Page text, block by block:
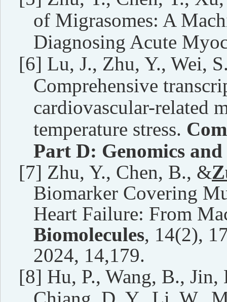
of Migrasomes: A
Diagnosing Acute
[6] Lu, J., Zhu, Y., Wei,
Comprehensive
cardiovascular-related
temperature stress.
Part D: Genomics
[7] Zhu, Y., Chen, B., &
Biomarker Covering
Heart Failure: From
Biomolecules, 14(2),
2024, 14,179.
[8] Hu, P., Wang, B.,